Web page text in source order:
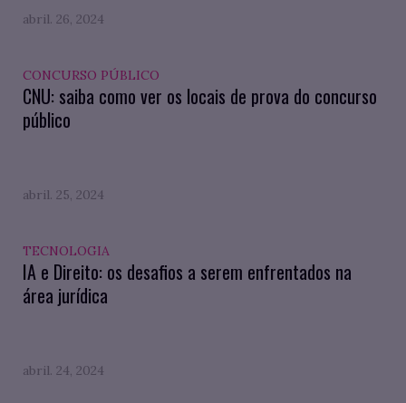
abril. 26, 2024
CONCURSO PÚBLICO
CNU: saiba como ver os locais de prova do concurso
público
abril. 25, 2024
TECNOLOGIA
IA e Direito: os desafios a serem enfrentados na
área jurídica
abril. 24, 2024